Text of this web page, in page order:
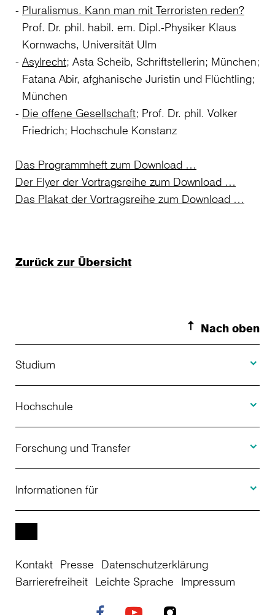
Pluralismus. Kann man mit Terroristen reden?
Prof. Dr. phil. habil. em. Dipl.-Physiker Klaus
Kornwachs, Universität Ulm
Asylrecht; Asta Scheib, Schriftstellerin; München;
Fatana Abir, afghanische Juristin und Flüchtling;
München
Die offene Gesellschaft; Prof. Dr. phil. Volker
Friedrich; Hochschule Konstanz
Das Programmheft zum Download …
Der Flyer der Vortragsreihe zum Download …
Das Plakat der Vortragsreihe zum Download …
Zurück zur Übersicht
Nach oben
Studium
Studienangebot
Bewerbung
Studienberatung
Weiterbildung
Studienkolleg
Hochschule
Über uns
Aktuelles
Veranstaltungen
Einrichtungen
Stellenangebote
Forschung und Transfer
Projekte
Informationen für
Studierende
Kontakt Presse
Datenschutzerklärung
Barrierefreiheit Leichte Sprache Impressum